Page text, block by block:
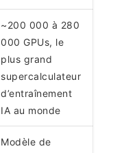
~200 000 à 280
000 GPUs, le
plus grand
supercalculateur
d’entraînement
IA au monde
Modèle de